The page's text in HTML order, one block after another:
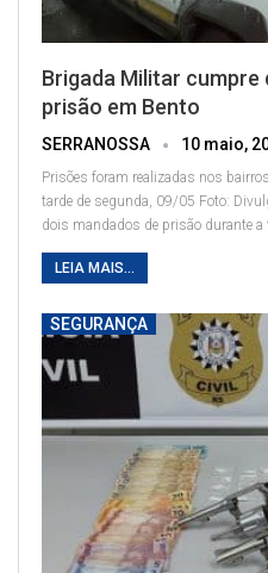
Brigada Militar cumpre
prisão em Bento
SERRANOSSA 10 maio,
Prisões foram realizadas nos
tarde de segunda, 09/05 Foto:
dois mandados de prisão durante a
LEIA MAIS...
SEGURANÇA